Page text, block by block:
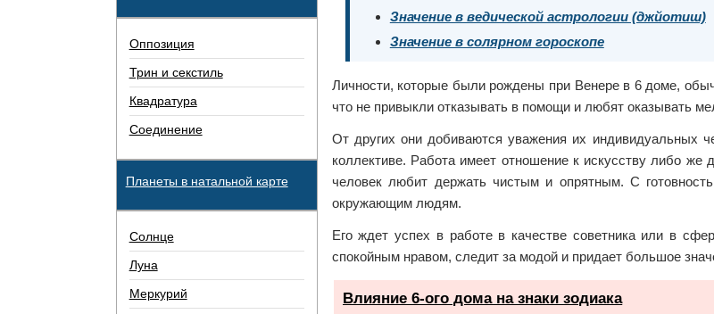
Значение в ведической астрологии (джйотиш)
Значение в солярном гороскопе
Личности, которые были рождены при Венере в 6 доме,
что не привыкли отказывать в помощи и любят оказывать
От других они добиваются уважения их индивидуальных
коллективе. Работа имеет отношение к искусству либо же
человек любит держать чистым и опрятным. С
окружающим людям.
Его ждет успех в работе в качестве советника или в
спокойным нравом, следит за модой и придает большое
Влияние 6-ого дома на знаки зодиака
Оппозиция
Трин и секстиль
Квадратура
Соединение
Планеты в натальной карте
Солнце
Луна
Меркурий